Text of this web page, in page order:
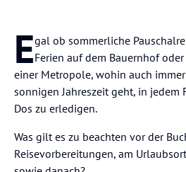
Egal ob sommerliche
Ferien auf dem Bauernhof
einer Metropole, wohin auch
sonnigen Jahreszeit geht, in jedem
Dos zu erledigen.
Was gilt es zu beachten vor der
Reisevorbereitungen, am